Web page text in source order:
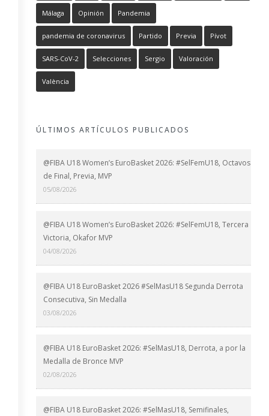
Málaga Opinión Pandemia
pandemia de coronavirus Partido Previa Pívot
SARS-CoV-2 Selecciones Sergio Valoración
València
ÚLTIMOS ARTÍCULOS PUBLICADOS
@FIBA U18 Women’s EuroBasket 2026: #SelFemU18, Octavos
de Final, Previa, MVP
05/08/2026
@FIBA U18 Women’s EuroBasket 2026: #SelFemU18, Tercera
Victoria, Okafor MVP
04/08/2026
@FIBA U18 EuroBasket 2026 #SelMasU18 Segunda Derrota
Consecutiva, Sin Medalla
03/08/2026
@FIBA U18 EuroBasket 2026: #SelMasU18, Derrota, a por la
Medalla de Bronce MVP
02/08/2026
@FIBA U18 EuroBasket 2026: #SelMasU18, Semifinales,